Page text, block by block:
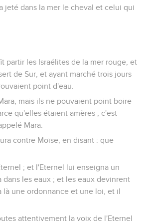
jeté dans la mer le cheval et celui qui
partir les Israélites de la mer rouge, et
de Sur, et ayant marché trois jours
point d'eau.
mais ils ne pouvaient point boire
qu'elles étaient amères ; c'est
Mara.
contre Moïse, en disant : que
; et l'Eternel lui enseigna un
dans les eaux ; et les eaux devinrent
là une ordonnance et une loi, et il
attentivement la voix de l'Eternel